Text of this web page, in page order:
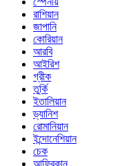
রাশিয়ান
জাপানি
কোরিয়ান
আরবি
আইরিশ
গ্রীক
তুর্কি
ইতালিয়ান
ড্যানিশ
রোমানিয়ান
ইন্দোনেশিয়ান
চেক
আফ্রিকান